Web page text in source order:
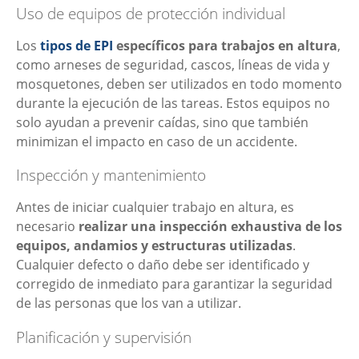
Uso de equipos de protección individual
Los tipos de EPI específicos para trabajos en altura,
como arneses de seguridad, cascos, líneas de vida y
mosquetones, deben ser utilizados en todo momento
durante la ejecución de las tareas. Estos equipos no
solo ayudan a prevenir caídas, sino que también
minimizan el impacto en caso de un accidente.
Inspección y mantenimiento
Antes de iniciar cualquier trabajo en altura, es
necesario realizar una inspección exhaustiva de los
equipos, andamios y estructuras utilizadas.
Cualquier defecto o daño debe ser identificado y
corregido de inmediato para garantizar la seguridad
de las personas que los van a utilizar.
Planificación y supervisión